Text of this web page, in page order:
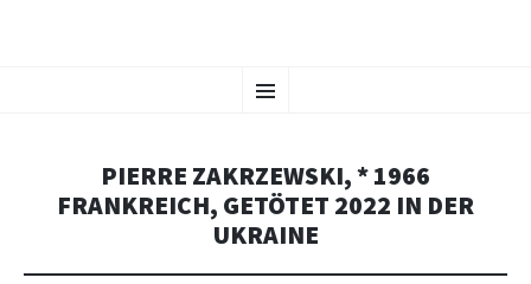
Menu
TO
PIERRE ZAKRZEWSKI, * 1966
FRANKREICH, GETÖTET 2022 IN DER
UKRAINE